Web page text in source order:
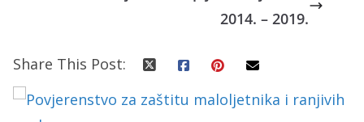
2014. – 2019.
Share This Post: